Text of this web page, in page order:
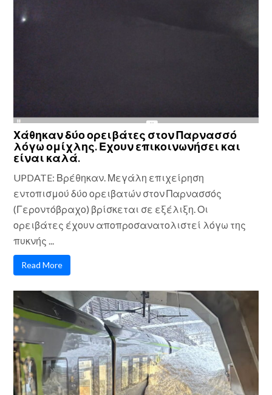
Χάθηκαν δύο ορειβάτες στον Παρνασσό
λόγω ομίχλης. Εχουν επικοινωνήσει και
είναι καλά.
UPDATE: Βρέθηκαν. Μεγάλη επιχείρηση
εντοπισμού δύο ορειβατών στον Παρνασσός
(Γεροντόβραχο) βρίσκεται σε εξέλιξη. Οι
ορειβάτες έχουν αποπροσανατολιστεί λόγω της
πυκνής ...
Read More